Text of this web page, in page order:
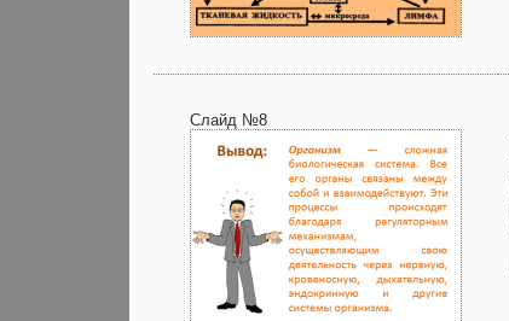
Слайд №8